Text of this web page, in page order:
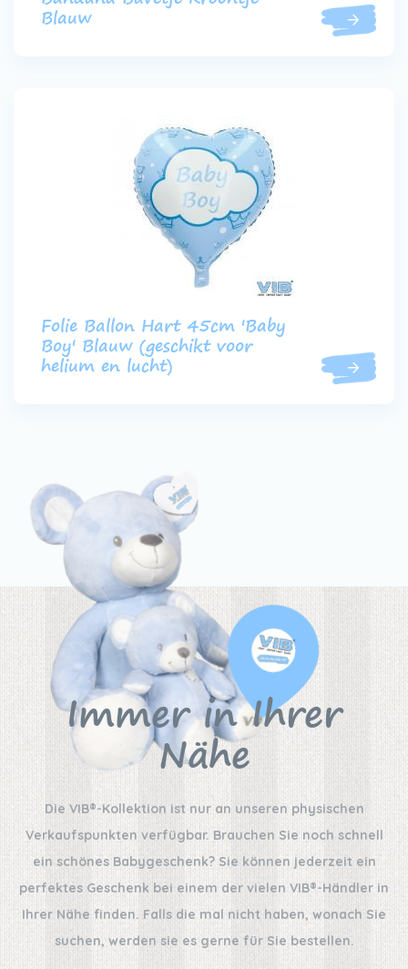
Blauw
Folie Ballon Hart 45cm 'Baby
Boy' Blauw (geschikt voor
helium en lucht)
Immer in Ihrer
Nähe
Die VIB®-Kollektion ist nur an unseren physischen
Verkaufspunkten verfügbar. Brauchen Sie noch schnell
ein schönes Babygeschenk? Sie können jederzeit ein
perfektes Geschenk bei einem der vielen VIB®-Händler in
Ihrer Nähe finden. Falls die mal nicht haben, wonach Sie
suchen, werden sie es gerne für Sie bestellen.